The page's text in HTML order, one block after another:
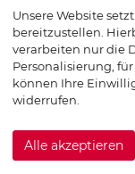
HAST DU
UM DAS
Wir liefern Dir
Ort in
Bitterfeld-Wolfen.
Unsere Website
bereitzustellen.
verarbeiten nur die
Personalisierung,
können Ihre
widerrufen.
Alle akzeptieren